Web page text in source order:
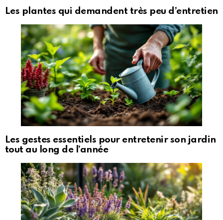
Les plantes qui demandent très peu d’entretien
Les gestes essentiels pour entretenir son jardin
tout au long de l’année